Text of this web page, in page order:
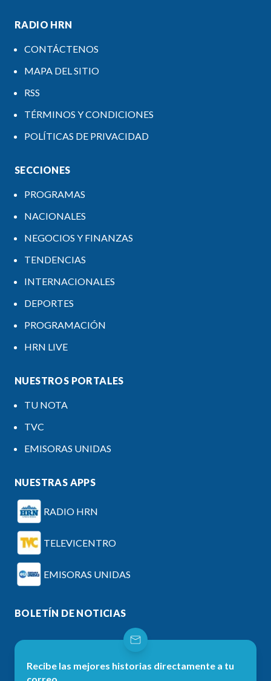
RADIO HRN
CONTÁCTENOS
MAPA DEL SITIO
RSS
TÉRMINOS Y CONDICIONES
POLÍTICAS DE PRIVACIDAD
SECCIONES
PROGRAMAS
NACIONALES
NEGOCIOS Y FINANZAS
TENDENCIAS
INTERNACIONALES
DEPORTES
PROGRAMACIÓN
HRN LIVE
NUESTROS PORTALES
TU NOTA
TVC
EMISORAS UNIDAS
NUESTRAS APPS
RADIO HRN
TELEVICENTRO
EMISORAS UNIDAS
BOLETÍN DE NOTICIAS
Recibe las mejores historias directamente a tu
correo